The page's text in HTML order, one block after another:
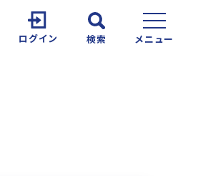
ログイン 検索 メニュー